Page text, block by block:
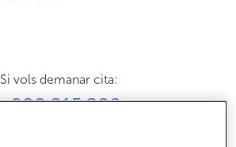
Si vols demanar cita:
900 815 200